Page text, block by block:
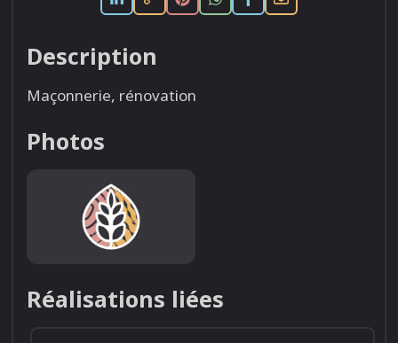
Description
Maçonnerie, rénovation
Photos
Réalisations liées